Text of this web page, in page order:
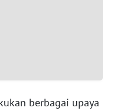
berbagai upaya